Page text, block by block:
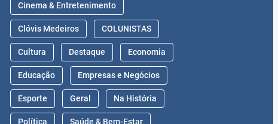
Cinema & Entretenimento
Clóvis Medeiros COLUNISTAS
Cultura Destaque Economia
Educação Empresas e Negócios
Esporte Geral Na História
Política Saúde & Bem-Estar